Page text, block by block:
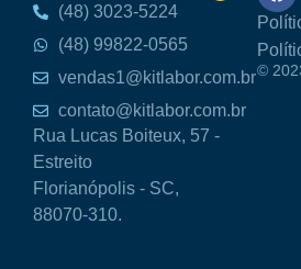
(48) 3023-5224
(48) 99822-0565
vendas1@kitlabor.com.br
contato@kitlabor.com.br
Rua Lucas Boiteux, 57 -
Estreito
Florianópolis - SC,
88070-310.
©